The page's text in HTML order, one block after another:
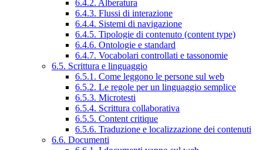
6.4.2. Alberatura
6.4.3. Flussi di interazione
6.4.4. Sistemi di navigazione
6.4.5. Tipologie di contenuto (content type)
6.4.6. Ontologie e standard
6.4.7. Vocabolari controllati e tassonomie
6.5. Scrittura e linguaggio
6.5.1. Come leggono le persone sul web
6.5.2. Le regole per un linguaggio semplice
6.5.3. Microtesti
6.5.4. Scrittura collaborativa
6.5.5. Content critique
6.5.6. Traduzione e localizzazione dei contenuti
6.6. Documenti